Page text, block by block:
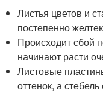
Листья цветов и
постепенно
Происходит сбой
начинают расти
Листовые
оттенок, а